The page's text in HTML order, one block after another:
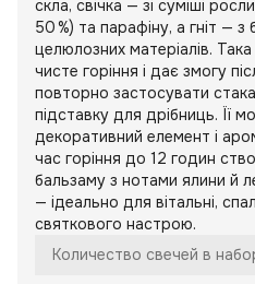
скла, свічка — зі суміші
50 %) та парафіну, а гніт — з
целюлозних матеріалів.
чисте горіння і дає змогу
повторно застосувати
підставку для дрібниць. Її
декоративний елемент і
час горіння до 12 годин
бальзаму з нотами ялини й
— ідеально для вітальні,
святкового настрою.
Количество свечей в